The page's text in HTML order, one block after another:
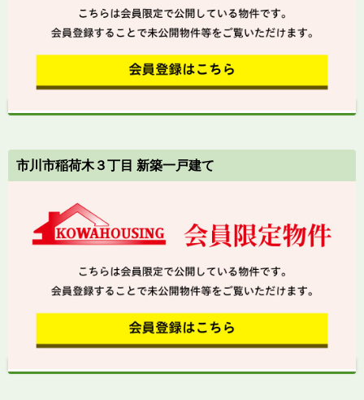
市川市稲荷木３丁目 新築一戸建て